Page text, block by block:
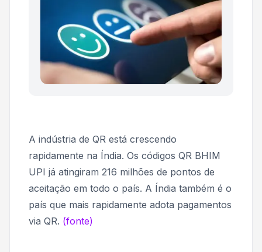
A indústria de QR está crescendo
rapidamente na Índia. Os códigos QR BHIM
UPI já atingiram 216 milhões de pontos de
aceitação em todo o país. A Índia também é o
país que mais rapidamente adota pagamentos
via QR. (fonte)